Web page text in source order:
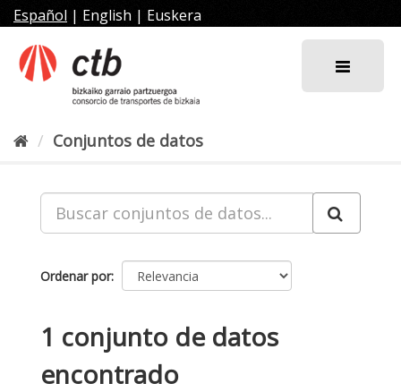
al
contenido
Español | English | Euskera
Conjuntos de datos
Ordenar por
1 conjunto de datos
encontrado